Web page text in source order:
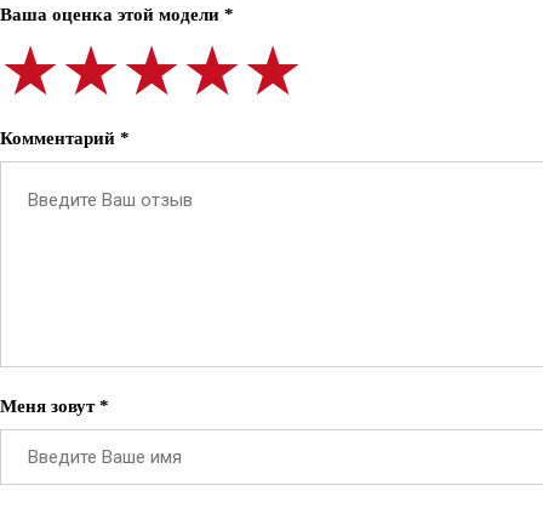
Ваша оценка этой модели *
★★★★★
★★★★★
★★★★★
Комментарий *
Меня зовут *